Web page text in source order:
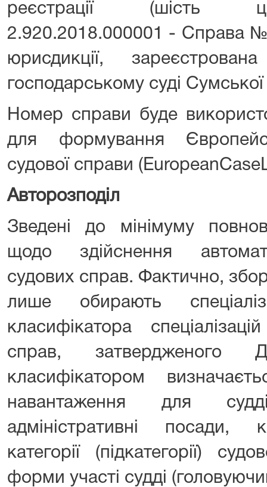
реєстрації (шість
2.920.2018.000001 - Справа №
юрисдикції,
господарському суді Сумської
Номер справи буде
для формування
судової справи
Авторозподіл
Зведені до мінімуму
щодо здійснення
судових справ. Фактично,
лише обирають
класифікатора
справ,
класифікатором
навантаження для
адміністративні посади,
категорії (підкатегорії)
форми участі судді